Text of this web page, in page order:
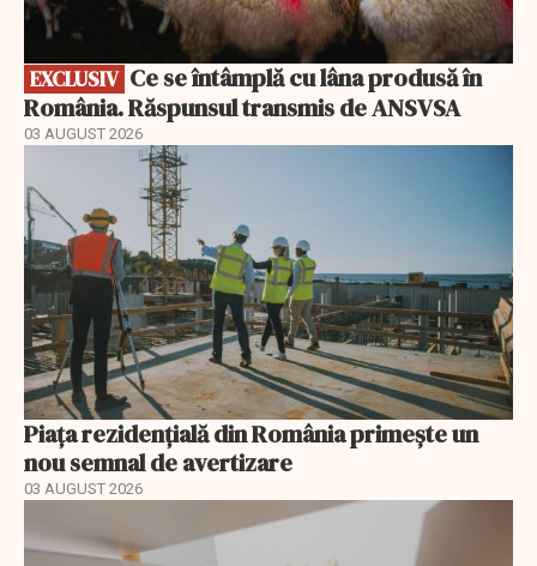
EXCLUSIV
România. Răspunsul transmis de ANSVSA
03 AUGUST 2026
Piața rezidențială din România primește un
nou semnal de avertizare
03 AUGUST 2026